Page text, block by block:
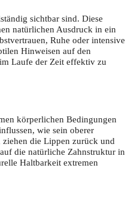
sichtbar sind. Diese
natürlichen Ausdruck in ein
Ruhe oder intensive
Hinweisen auf den
Laufe der Zeit effektiv zu
körperlichen Bedingungen
wie sein oberer
die Lippen zurück und
die natürliche Zahnstruktur in
Haltbarkeit extremen